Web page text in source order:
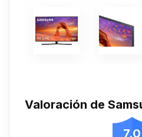
Valoración de
7.0